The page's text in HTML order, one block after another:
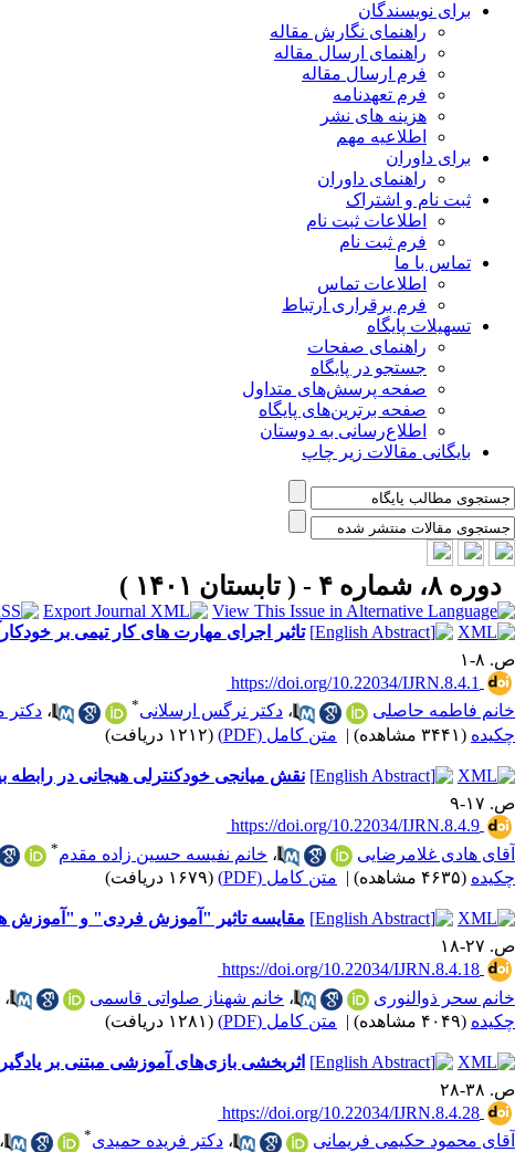
برای نویسندگان
راهنمای نگارش مقاله
راهنمای ارسال مقاله
فرم ارسال مقاله
فرم تعهدنامه
هزینه های نشر
اطلاعیه مهم
برای داوران
راهنمای داوران
ثبت نام و اشتراک
اطلاعات ثبت نام
فرم ثبت نام
تماس با ما
اطلاعات تماس
فرم برقراری ارتباط
تسهیلات پایگاه
راهنمای صفحات
جستجو در پایگاه
صفحه پرسش‌های متداول
صفحه برترین‌های پایگاه
اطلاع‌رسانی به دوستان
بایگانی مقالات زیر چاپ
دوره ۸، شماره ۴ - ( تابستان ۱۴۰۱ )
تاثیر اجرای مهارت های کار تیمی بر
ص. ۸-۱
‎ https://doi.org/10.22034/IJRN.8.4.1
خانم فاطمه حاصلی
، دکتر نرگس ارسلانی* ، دکتر
چکیده (۳۴۴۱ مشاهده) | متن کامل (PDF) (۱۲۱۲ دریافت)
نقش میانجی خودکنترلی هیجانی در رابطه
ص. ۱۷-۹
‎ https://doi.org/10.22034/IJRN.8.4.9
آقای هادی غلامرضایی
، خانم نفیسه حسین زاده مقدم*
چکیده (۴۶۳۵ مشاهده) | متن کامل (PDF) (۱۶۷۹ دریافت)
مقایسه تاثیر "آموزش فردی" و "آموزش
ص. ۲۷-۱۸
‎ https://doi.org/10.22034/IJRN.8.4.18
خانم سحر ذوالنوری
، خانم شهناز صلواتی قاسمی ،
چکیده (۴۰۴۹ مشاهده) | متن کامل (PDF) (۱۲۸۱ دریافت)
اثربخشی بازی‌های آموزشی مبتنی بر
ص. ۳۸-۲۸
‎ https://doi.org/10.22034/IJRN.8.4.28
آقای محمود حکیمی فریمانی
، دکتر فریده حمیدی* ،